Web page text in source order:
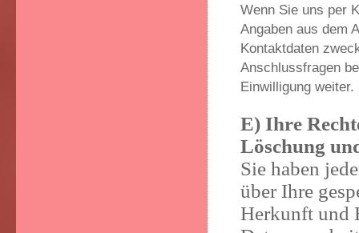
Wenn Sie uns per
Angaben aus dem
Kontaktdaten
Anschlussfragen
Einwilligung weiter.
E) Ihre
Löschung
Sie haben
über Ihre
Herkunft und